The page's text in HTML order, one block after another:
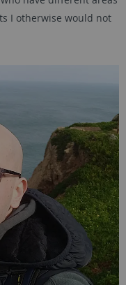
I otherwise would not